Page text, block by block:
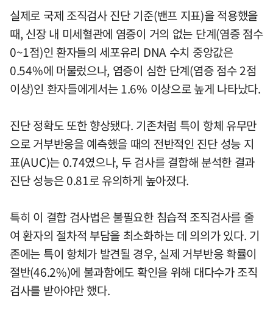
실제로 국제 조직검사 진단 기준(밴프 지표)을 적용했을
때, 신장 내 미세혈관에 염증이 거의 없는 단계(염증 점수
0~1점)인 환자들의 세포유리 DNA 수치 중앙값은
0.54%에 머물렀으나, 염증이 심한 단계(염증 점수 2점
이상)인 환자들에게서는 1.6% 이상으로 높게 나타났다.
진단 정확도 또한 향상됐다. 기존처럼 특이 항체 유무만
으로 거부반응을 예측했을 때의 전반적인 진단 성능 지
표(AUC)는 0.74였으나, 두 검사를 결합해 분석한 결과
진단 성능은 0.81로 유의하게 높아졌다.
특히 이 결합 검사법은 불필요한 침습적 조직검사를 줄
여 환자의 절차적 부담을 최소화하는 데 의의가 있다. 기
존에는 특이 항체가 발견될 경우, 실제 거부반응 확률이
절반(46.2%)에 불과함에도 확인을 위해 대다수가 조직
검사를 받아야만 했다.